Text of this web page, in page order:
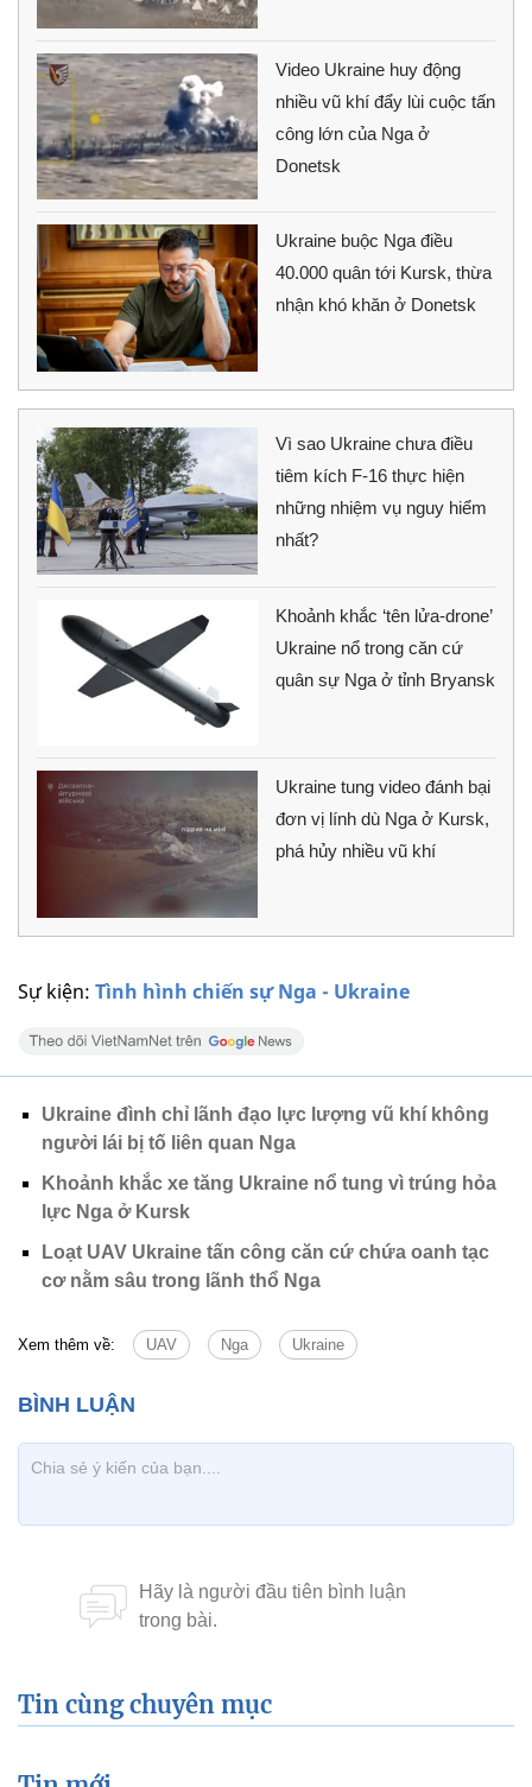
Sự kiện: Tình hình chiến sự Nga - Ukraine
Video Ukraine huy động
nhiều vũ khí đẩy lùi cuộc tấn
công lớn của Nga ở
Donetsk
Ukraine buộc Nga điều
40.000 quân tới Kursk, thừa
nhận khó khăn ở Donetsk
Vì sao Ukraine chưa điều
tiêm kích F-16 thực hiện
những nhiệm vụ nguy hiểm
nhất?
Khoảnh khắc ‘tên lửa-drone’
Ukraine nổ trong căn cứ
quân sự Nga ở tỉnh Bryansk
Ukraine tung video đánh bại
đơn vị lính dù Nga ở Kursk,
phá hủy nhiều vũ khí
Ukraine đình chỉ lãnh đạo lực lượng vũ khí không
người lái bị tố liên quan Nga
Khoảnh khắc xe tăng Ukraine nổ tung vì trúng hỏa
lực Nga ở Kursk
Loạt UAV Ukraine tấn công căn cứ chứa oanh tạc
cơ nằm sâu trong lãnh thổ Nga
Xem thêm về: UAV Nga Ukraine
Tin cùng chuyên mục